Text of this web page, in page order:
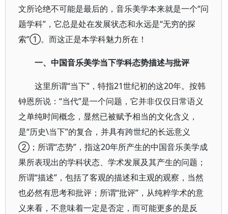
文所论绝不可能是最后的，音乐美学本来就是一个“问
题学科”，它总是处在发展状态和永远是“无穷的探
索”①。而这正是本学科魅力所在！
一、中国音乐美学当下学科态势描述与批评
这里所谓“当下”，特指21世纪初的这20年。按韩
钟恩所说：“当代”是一个问题，它并非仅仅日常语义
之单纯时间概念，显然已被赋予相当的文化含义，
是“历史\当下”的复合，并具有跨世纪的长远意义
②；所谓“态势”，指这20年所产生的中国音乐美学成
果所表现出的学科状态、学术发展及其产生的问题；
所谓“描述”，包括了客观的描述和主观的观察，当然
也必然有思考和批评；所谓“批评”，从纯粹学术的意
义来看，不意味着一定是否定，而可能更多的是反